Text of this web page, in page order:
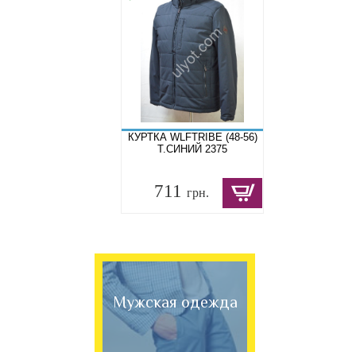
КУРТКА WLFTRIBE (48-56)
Т.СИНИЙ 2375
711грн.
Мужская одежда